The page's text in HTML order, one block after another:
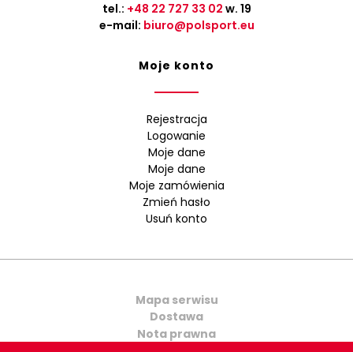
tel.: +48 22 727 33 02 w. 19
e-mail: biuro@polsport.eu
Moje konto
Rejestracja
Logowanie
Moje dane
Moje dane
Moje zamówienia
Zmień hasło
Usuń konto
Mapa serwisu
Dostawa
Nota prawna